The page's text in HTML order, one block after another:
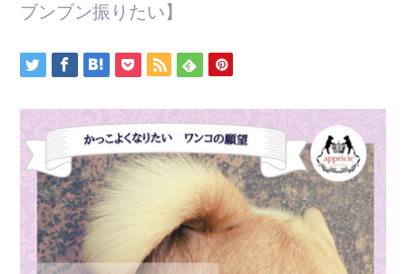
ブンブン振りたい】